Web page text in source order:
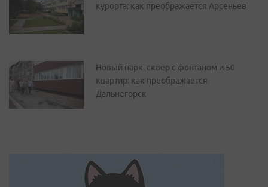
курорта: как преображается Арсеньев
Новый парк, сквер с фонтаном и 50
квартир: как преображается
Дальнегорск